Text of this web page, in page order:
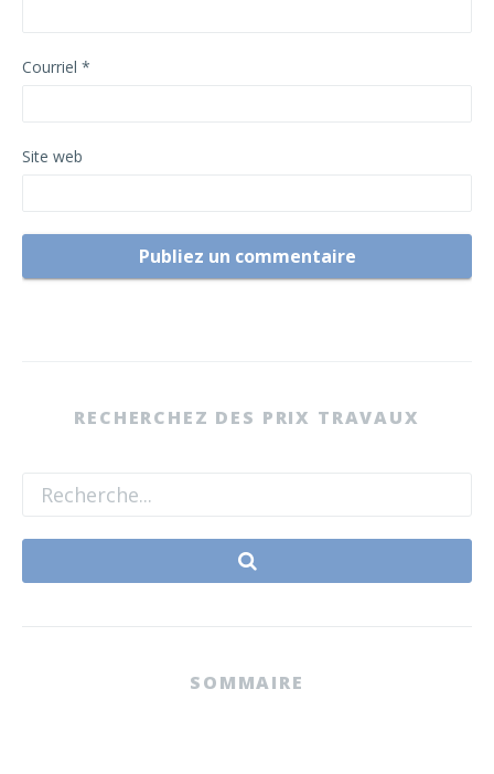
Courriel *
Site web
RECHERCHEZ DES PRIX TRAVAUX
SOMMAIRE